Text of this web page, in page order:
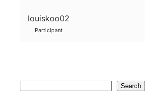
louiskoo02
Participant
Search